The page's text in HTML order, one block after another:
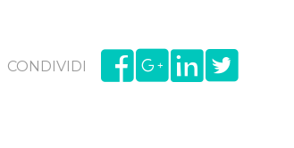
CONDIVIDI